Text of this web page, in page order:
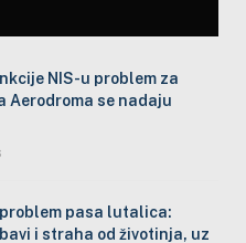
NIS-u problem za
Aerodroma se nadaju
problem pasa lutalica:
i straha od životinja, uz